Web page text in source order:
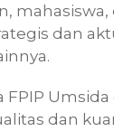
dan
dan